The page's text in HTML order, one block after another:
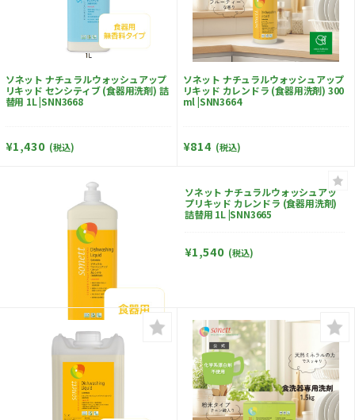
ソネット ナチュラルウォッシュアップ
リキッド センシティブ (食器用洗剤) 詰
替用 1L |SNN3668
¥1,430 (税込)
ソネット ナチュラルウォッシュアップ
リキッド カレンドラ (食器用洗剤) 300
ml |SNN3664
¥814 (税込)
ソネット ナチュラルウォッシュアッ
プリキッド カレンドラ (食器用洗剤)
詰替用 1L |SNN3665
¥1,540 (税込)